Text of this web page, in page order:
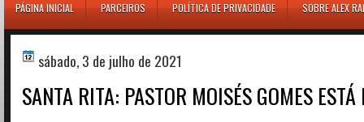
PÁGINA INICIAL PARCEIROS POLÍTICA DE PRIVACIDADE SOBRE ALEX
sábado, 3 de julho de 2021
SANTA RITA: PASTOR MOISÉS GOMES ESTÁ